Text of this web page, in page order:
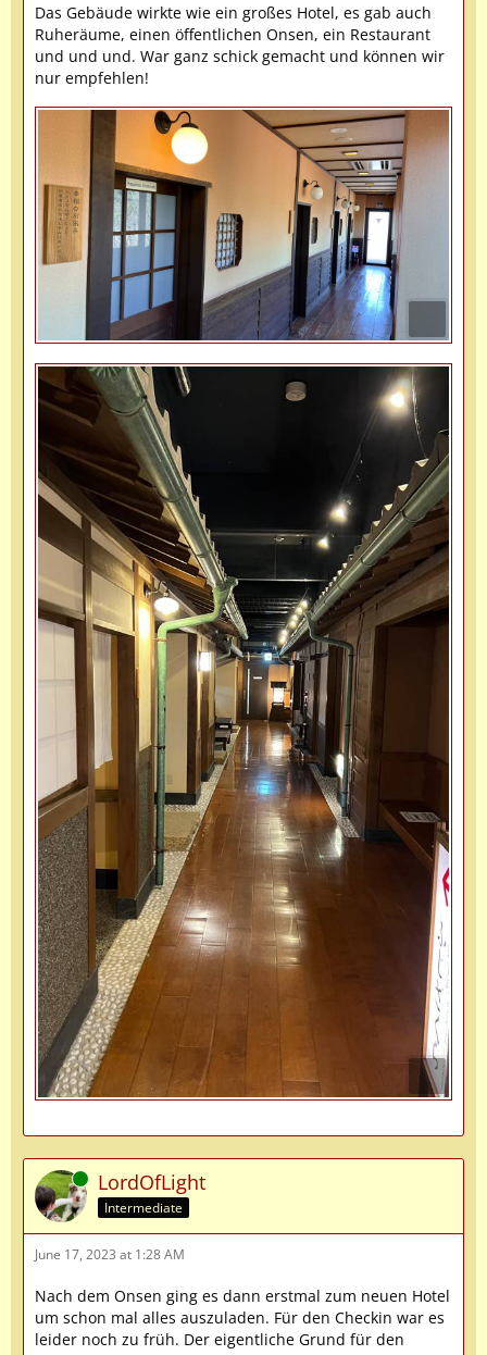
Das Gebäude wirkte wie ein großes Hotel, es gab auch
Ruheräume, einen öffentlichen Onsen, ein Restaurant
und und und. War ganz schick gemacht und können wir
nur empfehlen!
Online LordOfLight
Intermediate
June 17, 2023 at 1:28 AM
Nach dem Onsen ging es dann erstmal zum neuen Hotel
um schon mal alles auszuladen. Für den Checkin war es
leider noch zu früh. Der eigentliche Grund für den